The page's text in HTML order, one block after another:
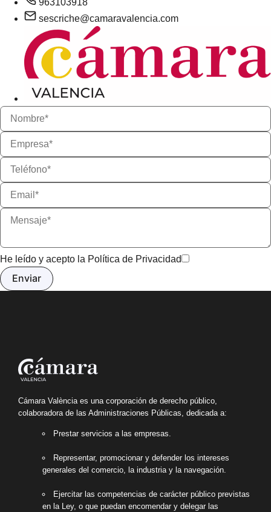
963103918
sescriche@camaravalencia.com
He leído y acepto la Política de Privacidad
Cámara València es una corporación de derecho público,
colaboradora de las Administraciones Públicas, dedicada a:
Prestar servicios a las empresas.
Representar, promocionar y defender los intereses
generales del comercio, la industria y la navegación.
Ejercitar las competencias de carácter público previstas
en la Ley, o que puedan encomendar y delegar las